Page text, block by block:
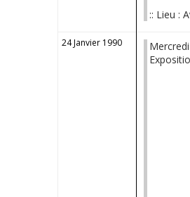
:: Lieu :
24 Janvier 1990